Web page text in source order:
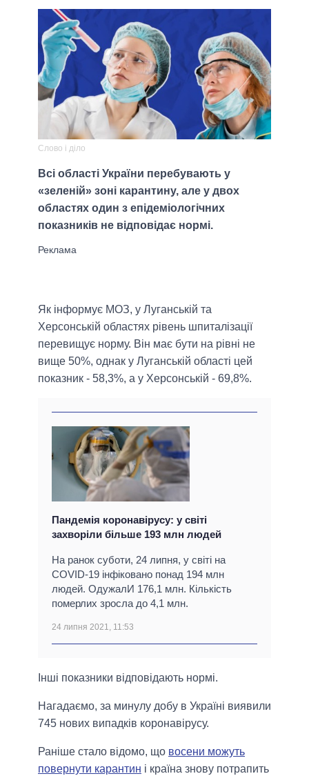
Слово і діло
Всі області України перебувають у
«зеленій» зоні карантину, але у двох
областях один з епідеміологічних
показників не відповідає нормі.
Як інформує МОЗ, у Луганській та
Херсонській областях рівень шпиталізації
перевищує норму. Він має бути на рівні не
вище 50%, однак у Луганській області цей
показник - 58,3%, а у Херсонській - 69,8%.
Пандемія коронавірусу: у світі
захворіли більше 193 млн людей
На ранок суботи, 24 липня, у світі на
COVID-19 інфіковано понад 194 млн
людей. ОдужалИ 176,1 млн. Кількість
померлих зросла до 4,1 млн.
24 липня 2021, 11:53
Інші показники відповідають нормі.
Нагадаємо, за минулу добу в Україні виявили
745 нових випадків коронавірусу.
Раніше стало відомо, що восени можуть
повернути карантин і країна знову потрапить